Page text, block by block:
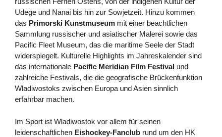
Udege und Nanai bis hin zur Sowjetzeit. Hinzu kommen
das Primorski Kunstmuseum mit einer beachtlichen
Sammlung russischer und asiatischer Malerei sowie das
Pacific Fleet Museum, das die maritime Seele der Stadt
widerspiegelt. Kulturelle Highlights im Jahreskalender sind
das internationale Pacific Meridian Film Festival und
zahlreiche Festivals, die die geografische Brückenfunktion
Wladiwostoks zwischen Europa und Asien sinnlich
erfahrbar machen.
Im Sport ist Wladiwostok vor allem für seinen
leidenschaftlichen Eishockey-Fanclub rund um den HK